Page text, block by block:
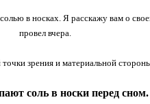
в носках. Я расскажу вам о
провел вчера.
зрения и материальной
соль в носки перед сном.